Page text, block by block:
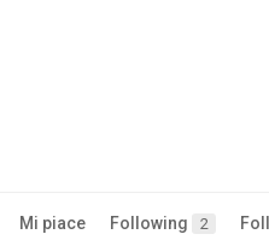
Mi piace Following 2